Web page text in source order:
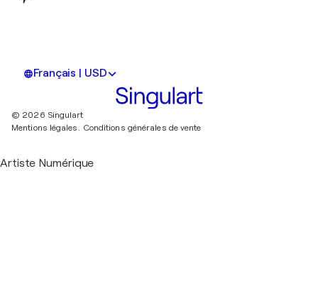
Français | USD
© 2026 Singulart
Mentions légales. Conditions générales de vente
Artiste Numérique